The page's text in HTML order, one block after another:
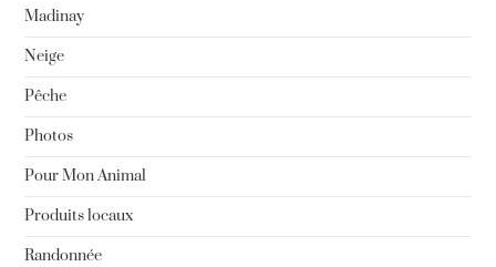
Madinay
Neige
Pêche
Photos
Pour Mon Animal
Produits locaux
Randonnée